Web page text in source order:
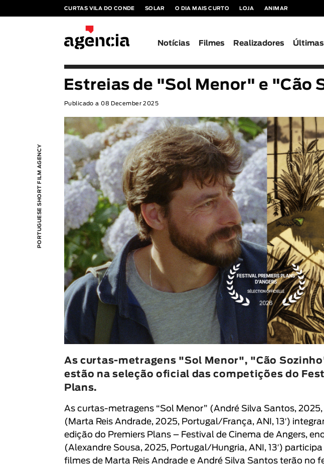
CURTAS VILA DO CONDE SOLAR O DIA MAIS CURTO LOJA ANIMAR
Notícias Filmes Realizadores
PORTUGUESE SHORT FILM AGENCY
Estreias de "Sol Menor" e "Cão
Publicado a 08 December 2025
As curtas-metragens "Sol Menor", "Cão
estão na seleção oficial das competições do
Plans.
As curtas-metragens “Sol Menor” (André Silva Santos, 2025,
( Marta Reis Andrade, 2025, Portugal/França, ANI, 13′)
edição do Premiers Plans – Festival de Cinema de Angers,
(Alexandre Sousa, 2025, Portugal/Hungria, ANI, 13′) participa
filmes de Marta Reis Andradee André Silva Santosterão no